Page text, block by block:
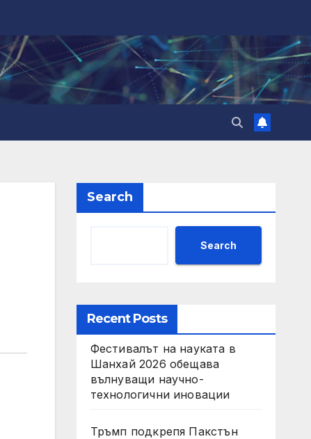
Search
Search
Recent Posts
Фестивалът на науката в
Шанхай 2026 обещава
вълнуващи научно-
технологични иновации
Тръмп подкрепя Пакстън